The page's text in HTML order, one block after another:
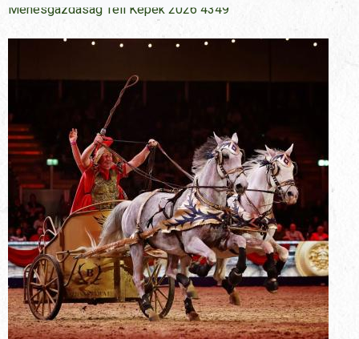
Menesgazdasag Teli Kepek 2026 4349